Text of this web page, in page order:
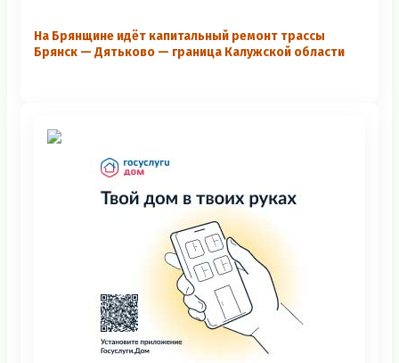
На Брянщине идёт капитальный ремонт трассы
Брянск — Дятьково — граница Калужской области